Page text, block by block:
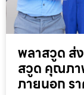
พลาสวูด ส่
สวูด คุณภา
ภายนอก ร